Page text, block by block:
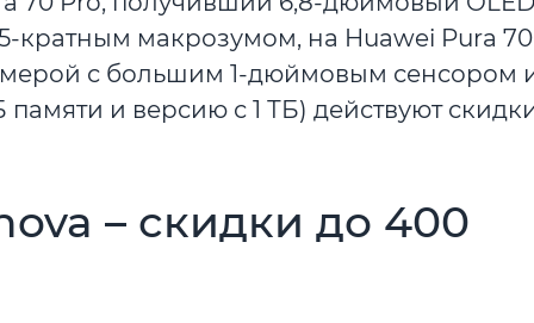
кратным макрозумом, на Huawei Pura
с большим 1-дюймовым сенсором
и версию с 1 ТБ) действуют
– скидки до 400